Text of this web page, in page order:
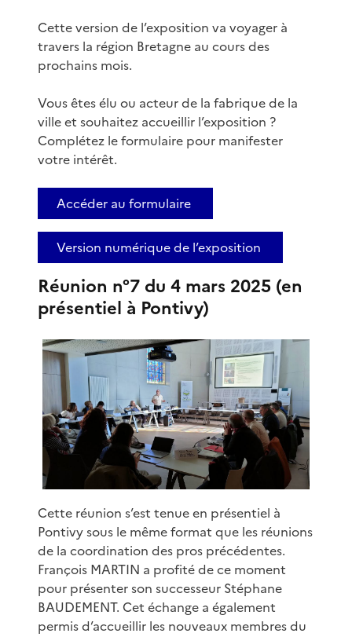
Cette version de l’exposition va voyager à
travers la région Bretagne au cours des
prochains mois.
Vous êtes élu ou acteur de la fabrique de la
ville et souhaitez accueillir l’exposition ?
Complétez le formulaire pour manifester
votre intérêt.
Accéder au formulaire
Version numérique de l’exposition
Réunion n°7 du 4 mars 2025 (en
présentiel à Pontivy)
Cette réunion s’est tenue en présentiel à
Pontivy sous le même format que les réunions
de la coordination des pros précédentes.
François MARTIN a profité de ce moment
pour présenter son successeur Stéphane
BAUDEMENT. Cet échange a également
permis d’accueillir les nouveaux membres du